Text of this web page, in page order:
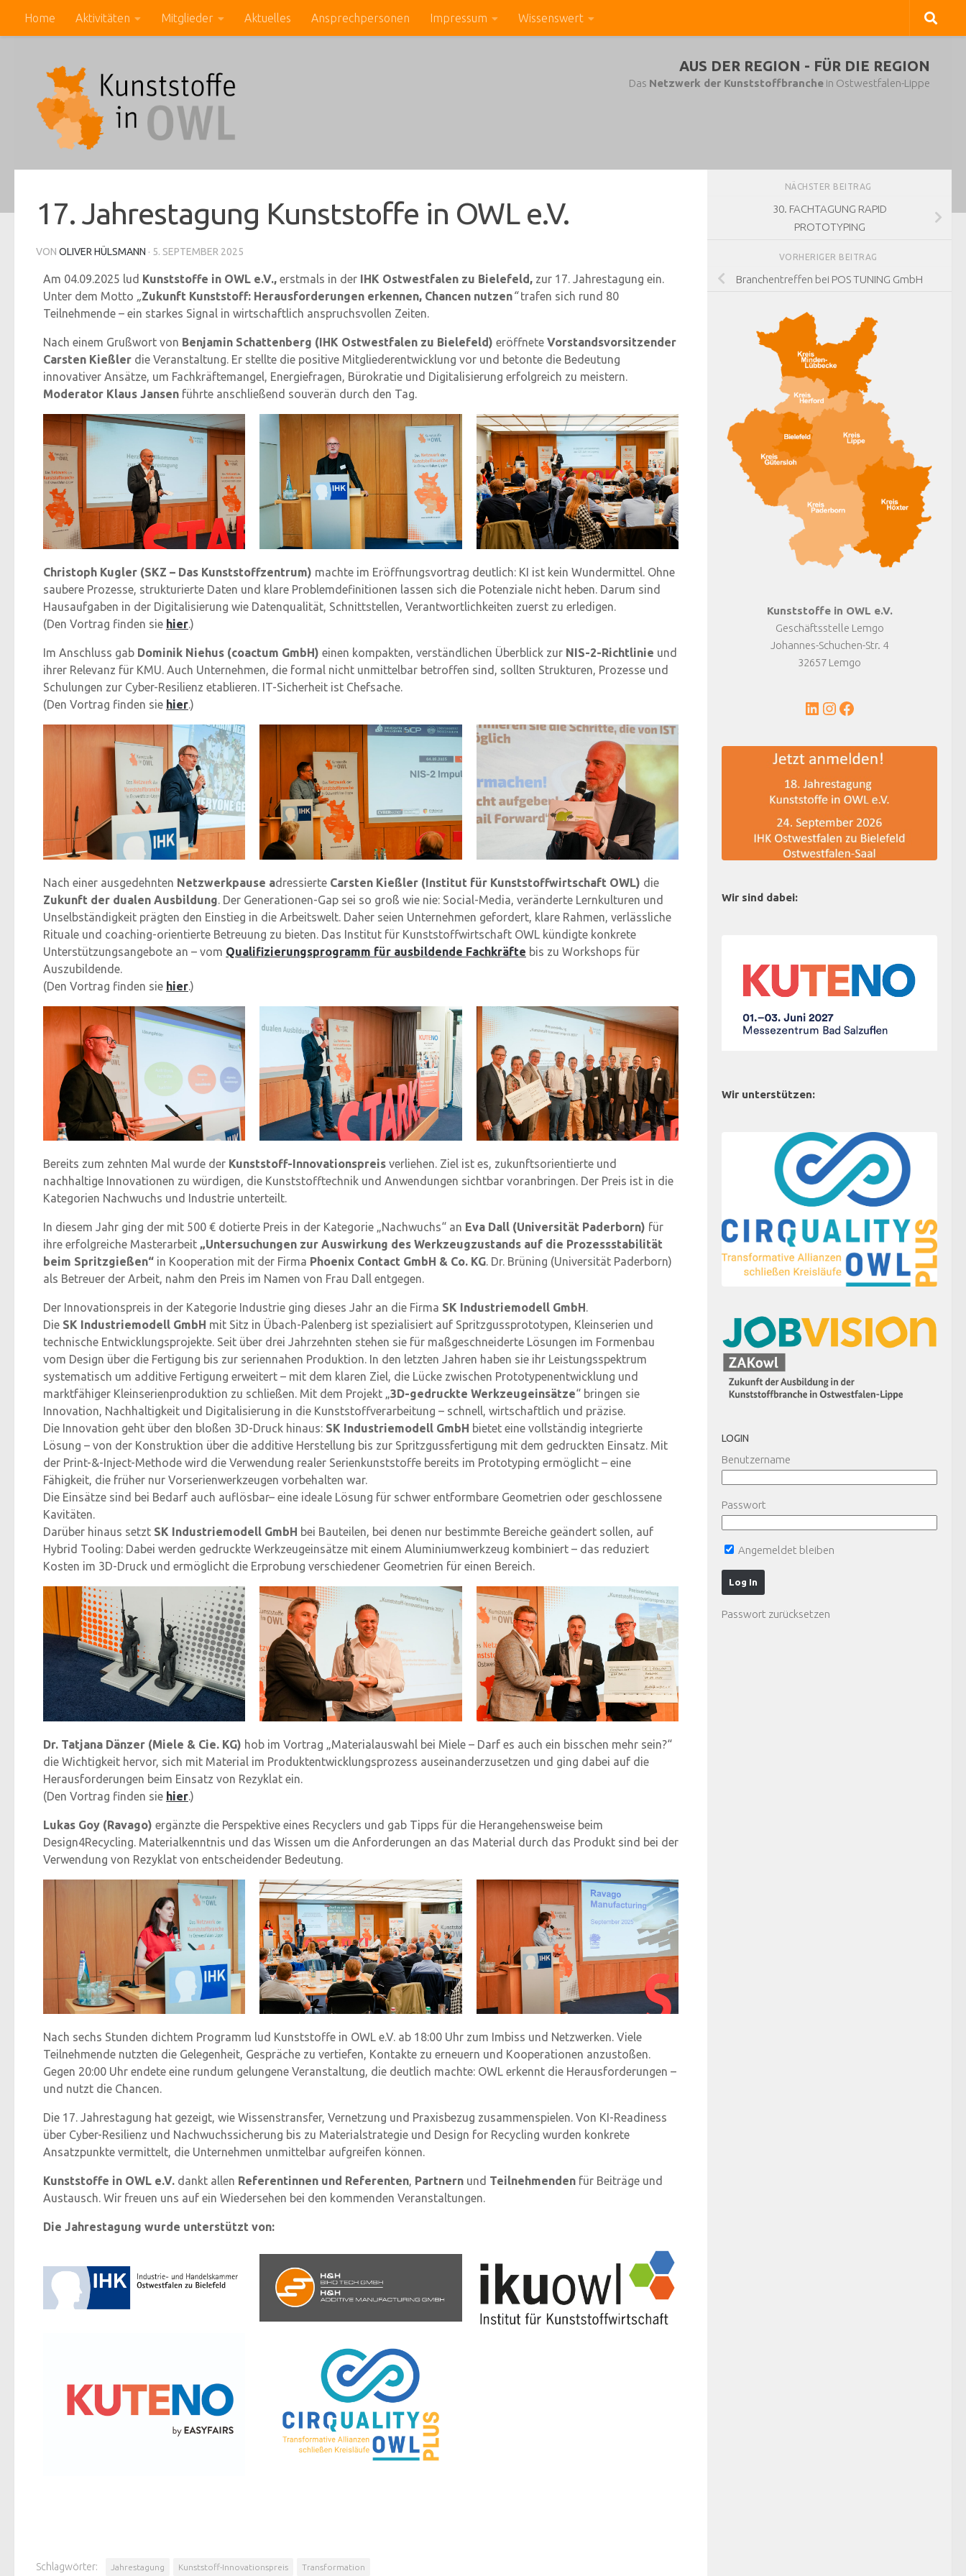
Zum Inhalt springen
Home Aktivitäten Mitglieder Aktuelles Ansprechpersonen Impressum Wissenswert
AUS DER REGION - FÜR DIE REGION
Das Netzwerk der Kunststoffbranche in Ostwestfalen-Lippe
17. Jahrestagung Kunststoffe in OWL e.V.
VON OLIVER HÜLSMANN · 5. SEPTEMBER 2025
Am 04.09.2025 lud Kunststoffe in OWL e.V., erstmals in der IHK Ostwestfalen zu Bielefeld, zur 17. Jahrestagung ein.
Unter dem Motto „Zukunft Kunststoff: Herausforderungen erkennen, Chancen nutzen“trafen sich rund 80
Teilnehmende – ein starkes Signal in wirtschaftlich anspruchsvollen Zeiten.
Nach einem Grußwort von Benjamin Schattenberg (IHK Ostwestfalen zu Bielefeld) eröffnete Vorstandsvorsitzender
Carsten Kießler die Veranstaltung. Er stellte die positive Mitgliederentwicklung vor und betonte die Bedeutung
innovativer Ansätze, um Fachkräftemangel, Energiefragen, Bürokratie und Digitalisierung erfolgreich zu meistern.
Moderator Klaus Jansen führte anschließend souverän durch den Tag.
Christoph Kugler (SKZ – Das Kunststoffzentrum) machte im Eröffnungsvortrag deutlich: KI ist kein Wundermittel. Ohne
saubere Prozesse, strukturierte Daten und klare Problemdefinitionen lassen sich die Potenziale nicht heben. Darum sind
Hausaufgaben in der Digitalisierung wie Datenqualität, Schnittstellen, Verantwortlichkeiten zuerst zu erledigen.
(Den Vortrag finden sie hier.)
Im Anschluss gab Dominik Niehus (coactum GmbH) einen kompakten, verständlichen Überblick zur NIS-2-Richtlinie und
ihrer Relevanz für KMU. Auch Unternehmen, die formal nicht unmittelbar betroffen sind, sollten Strukturen, Prozesse und
Schulungen zur Cyber-Resilienz etablieren. IT-Sicherheit ist Chefsache.
(Den Vortrag finden sie hier.)
Nach einer ausgedehnten Netzwerkpause adressierte Carsten Kießler (Institut für Kunststoffwirtschaft OWL) die
Zukunft der dualen Ausbildung . Der Generationen-Gap sei so groß wie nie: Social-Media, veränderte Lernkulturen und
Unselbständigkeit prägten den Einstieg in die Arbeitswelt. Daher seien Unternehmen gefordert, klare Rahmen, verlässliche
Rituale und coaching-orientierte Betreuung zu bieten. Das Institut für Kunststoffwirtschaft OWL kündigte konkrete
Unterstützungsangebote an – vom Qualifizierungsprogramm für ausbildende Fachkräfte bis zu Workshops für
Auszubildende.
(Den Vortrag finden sie hier.)
Bereits zum zehnten Mal wurde der Kunststoff-Innovationspreis verliehen. Ziel ist es, zukunftsorientierte und
nachhaltige Innovationen zu würdigen, die Kunststofftechnik und Anwendungen sichtbar voranbringen. Der Preis ist in die
Kategorien Nachwuchs und Industrie unterteilt.
In diesem Jahr ging der mit 500 € dotierte Preis in der Kategorie „Nachwuchs“ an Eva Dall (Universität Paderborn) für
ihre erfolgreiche Masterarbeit „Untersuchungen zur Auswirkung des Werkzeugzustands auf die Prozessstabilität
beim Spritzgießen“ in Kooperation mit der Firma Phoenix Contact GmbH & Co. KG. Dr. Brüning (Universität Paderborn)
als Betreuer der Arbeit, nahm den Preis im Namen von Frau Dall entgegen.
Der Innovationspreis in der Kategorie Industrie ging dieses Jahr an die Firma SK Industriemodell GmbH.
Die SK Industriemodell GmbH mit Sitz in Übach-Palenberg ist spezialisiert auf Spritzgussprototypen, Kleinserien und
technische Entwicklungsprojekte. Seit über drei Jahrzehnten stehen sie für maßgeschneiderte Lösungen im Formenbau
vom Design über die Fertigung bis zur seriennahen Produktion. In den letzten Jahren haben sie ihr Leistungsspektrum
systematisch um additive Fertigung erweitert – mit dem klaren Ziel, die Lücke zwischen Prototypenentwicklung und
marktfähiger Kleinserienproduktion zu schließen. Mit dem Projekt „3D-gedruckte Werkzeugeinsätze“ bringen sie
Innovation, Nachhaltigkeit und Digitalisierung in die Kunststoffverarbeitung – schnell, wirtschaftlich und präzise.
Die Innovation geht über den bloßen 3D-Druck hinaus: SK Industriemodell GmbH bietet eine vollständig integrierte
Lösung – von der Konstruktion über die additive Herstellung bis zur Spritzgussfertigung mit dem gedruckten Einsatz. Mit
der Print-&-Inject-Methode wird die Verwendung realer Serienkunststoffe bereits im Prototyping ermöglicht – eine
Fähigkeit, die früher nur Vorserienwerkzeugen vorbehalten war.
Die Einsätze sind bei Bedarf auch auflösbar– eine ideale Lösung für schwer entformbare Geometrien oder geschlossene
Kavitäten.
Darüber hinaus setzt SK Industriemodell GmbH bei Bauteilen, bei denen nur bestimmte Bereiche geändert sollen, auf
Hybrid Tooling: Dabei werden gedruckte Werkzeugeinsätze mit einem Aluminiumwerkzeug kombiniert – das reduziert
Kosten im 3D-Druck und ermöglicht die Erprobung verschiedener Geometrien für einen Bereich.
Dr. Tatjana Dänzer (Miele & Cie. KG) hob im Vortrag „Materialauswahl bei Miele – Darf es auch ein bisschen mehr sein?“
die Wichtigkeit hervor, sich mit Material im Produktentwicklungsprozess auseinanderzusetzen und ging dabei auf die
Herausforderungen beim Einsatz von Rezyklat ein.
(Den Vortrag finden sie hier.)
Lukas Goy (Ravago) ergänzte die Perspektive eines Recyclers und gab Tipps für die Herangehensweise beim
Design4Recycling. Materialkenntnis und das Wissen um die Anforderungen an das Material durch das Produkt sind bei der
Verwendung von Rezyklat von entscheidender Bedeutung.
Nach sechs Stunden dichtem Programm lud Kunststoffe in OWL e.V. ab 18:00 Uhr zum Imbiss und Netzwerken. Viele
Teilnehmende nutzten die Gelegenheit, Gespräche zu vertiefen, Kontakte zu erneuern und Kooperationen anzustoßen.
Gegen 20:00 Uhr endete eine rundum gelungene Veranstaltung, die deutlich machte: OWL erkennt die Herausforderungen –
und nutzt die Chancen.
Die 17. Jahrestagung hat gezeigt, wie Wissenstransfer, Vernetzung und Praxisbezug zusammenspielen. Von KI-Readiness
über Cyber-Resilienz und Nachwuchssicherung bis zu Materialstrategie und Design for Recycling wurden konkrete
Ansatzpunkte vermittelt, die Unternehmen unmittelbar aufgreifen können.
Kunststoffe in OWL e.V. dankt allen Referentinnen und Referenten, Partnern und Teilnehmenden für Beiträge und
Austausch. Wir freuen uns auf ein Wiedersehen bei den kommenden Veranstaltungen.
Die Jahrestagung wurde unterstützt von:
Schlagwörter: Jahrestagung Kunststoff-Innovationspreis Transformation
NÄCHSTER BEITRAG
30. FACHTAGUNG RAPID
PROTOTYPING
VORHERIGER BEITRAG
Branchentreffen bei POS TUNING GmbH
Kunststoffe in OWL e.V.
Geschäftsstelle Lemgo
Johannes-Schuchen-Str. 4
32657 Lemgo
LinkedIn
Instagram
Facebook
Wir sind dabei:
Wir unterstützen:
LOGIN
Benutzername
Passwort
Angemeldet bleiben
Passwort zurücksetzen